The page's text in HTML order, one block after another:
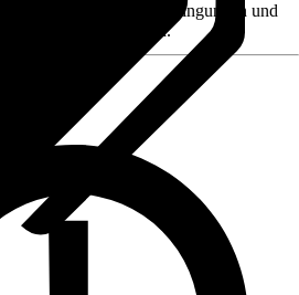
wie z. B. Rückgabebedingungen und
den Verkäufernamen.